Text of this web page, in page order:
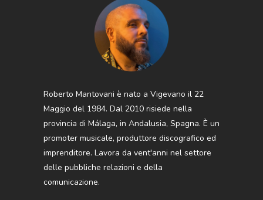
Roberto Mantovani è nato a Vigevano il 22
Maggio del 1984. Dal 2010 risiede nella
provincia di Málaga, in Andalusia, Spagna. È un
promoter musicale, produttore discografico ed
imprenditore. Lavora da vent'anni nel settore
delle pubbliche relazioni e della
comunicazione.